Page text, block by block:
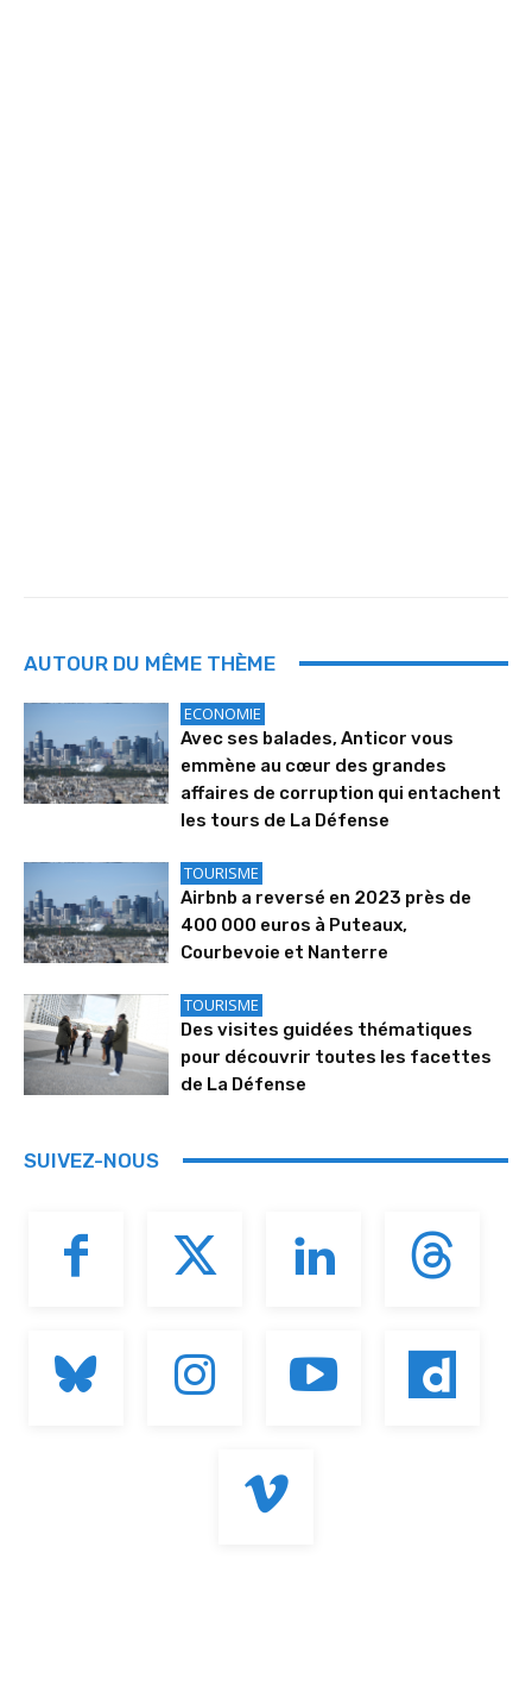
AUTOUR DU MÊME THÈME
ECONOMIE
Avec ses balades, Anticor vous
emmène au cœur des grandes
affaires de corruption qui entachent
les tours de La Défense
TOURISME
Airbnb a reversé en 2023 près de
400 000 euros à Puteaux,
Courbevoie et Nanterre
TOURISME
Des visites guidées thématiques
pour découvrir toutes les facettes
de La Défense
SUIVEZ-NOUS